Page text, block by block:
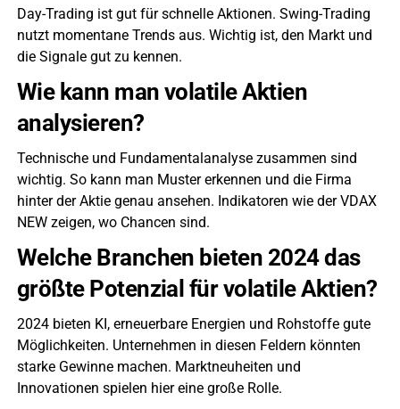
Day-Trading ist gut für schnelle Aktionen. Swing-Trading
nutzt momentane Trends aus. Wichtig ist, den Markt und
die Signale gut zu kennen.
Wie kann man volatile Aktien
analysieren?
Technische und Fundamentalanalyse zusammen sind
wichtig. So kann man Muster erkennen und die Firma
hinter der Aktie genau ansehen. Indikatoren wie der VDAX
NEW zeigen, wo Chancen sind.
Welche Branchen bieten 2024 das
größte Potenzial für volatile Aktien?
2024 bieten KI, erneuerbare Energien und Rohstoffe gute
Möglichkeiten. Unternehmen in diesen Feldern könnten
starke Gewinne machen. Marktneuheiten und
Innovationen spielen hier eine große Rolle.